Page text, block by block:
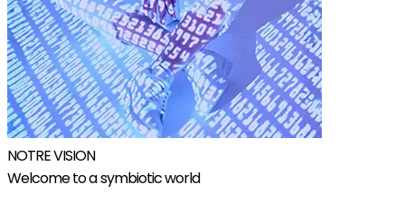
NOTRE VISION
Welcome to a symbiotic world